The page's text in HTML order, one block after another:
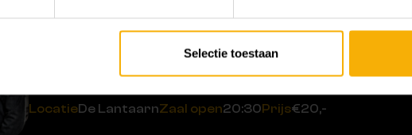
Selectie toestaan
TOP 2000 DOOR
LocatieDe LantaarnZaal open20:30Prijs€20,-